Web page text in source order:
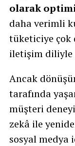
olarak
daha verimli
tüketiciye
iletişim diliyle
Ancak
tarafında
müşteri
zekâ ile
sosyal medya